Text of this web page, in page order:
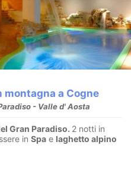
montagna a Cogne
- Valle d' Aosta
Gran Paradiso. 2 notti in
in Spa e laghetto alpino